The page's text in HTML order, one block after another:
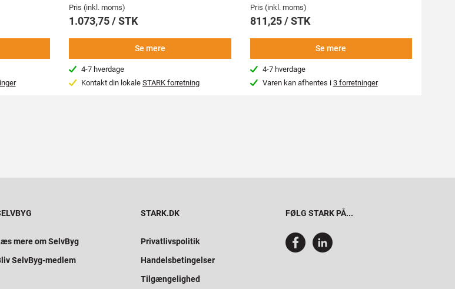
Pris (inkl. moms)
1.073,75 / STK
Se mere
4-7 hverdage
Kontakt din lokale STARK forretning
Pris (inkl. moms)
811,25 / STK
Se mere
4-7 hverdage
Varen kan afhentes i 3 forretninger
mere om SelvByg
SelvByg-medlem
STARK.DK
Privatlivspolitik
Handelsbetingelser
Tilgængelighed
FØLG STARK PÅ...